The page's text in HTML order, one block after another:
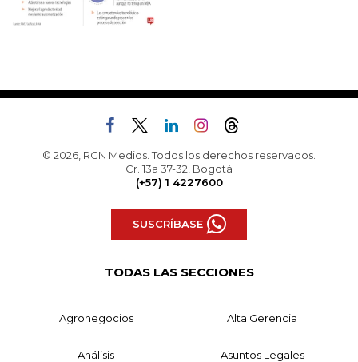
© 2026, RCN Medios. Todos los derechos reservados.
Cr. 13a 37-32, Bogotá
(+57) 1 4227600
SUSCRÍBASE
TODAS LAS SECCIONES
Agronegocios Alta Gerencia
Análisis Asuntos Legales